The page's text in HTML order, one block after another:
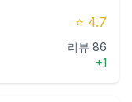
⭐ 4.7
리뷰 86
+1